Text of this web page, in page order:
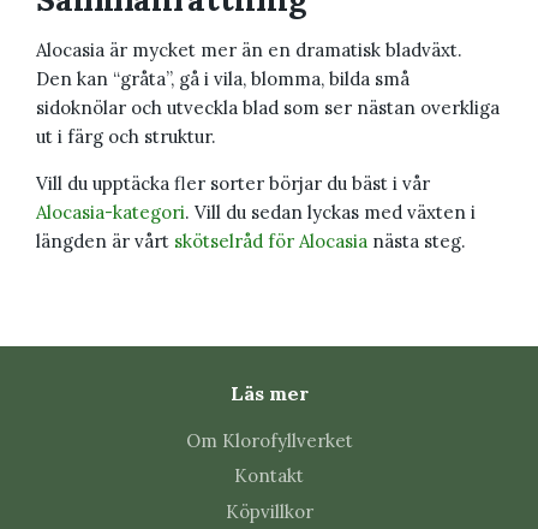
Alocasia är mycket mer än en dramatisk bladväxt.
Den kan “gråta”, gå i vila, blomma, bilda små
sidoknölar och utveckla blad som ser nästan overkliga
ut i färg och struktur.
Vill du upptäcka fler sorter börjar du bäst i vår
Alocasia-kategori. Vill du sedan lyckas med växten i
längden är vårt skötselråd för Alocasia nästa steg.
Läs mer
Om Klorofyllverket
Kontakt
Köpvillkor